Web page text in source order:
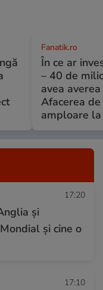
Fanatik.ro
În ce ar
– 40 de
avea
Afacerea
amploare
17:20
și
și cine o
17:10